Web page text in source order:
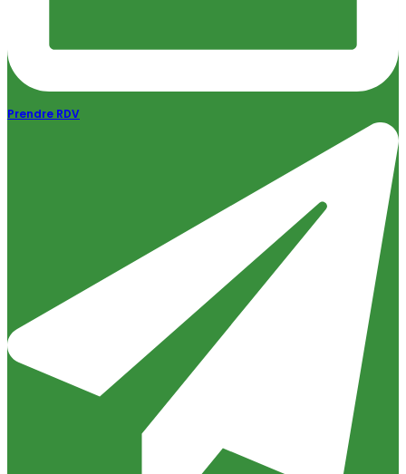
Prendre RDV